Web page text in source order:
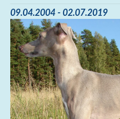
09.04.2004 - 02.07.2019